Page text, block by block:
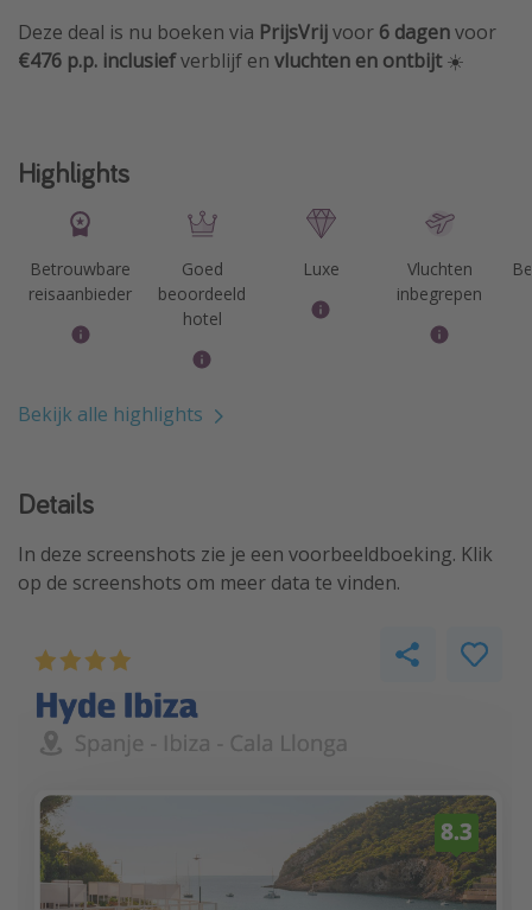
Deze deal is nu boeken via PrijsVrijvoor 6 dagenvoor
€476 p.p. inclusiefverblijf en vluchten en ontbijt☀️
Highlights
Betrouwbare
reisaanbieder
Goed
beoordeeld
hotel
Luxe
Vluchten
inbegrepen
Bekijk alle highlights
Details
In deze screenshots zie je een voorbeeldboeking. Klik
op de screenshots om meer data te vinden.